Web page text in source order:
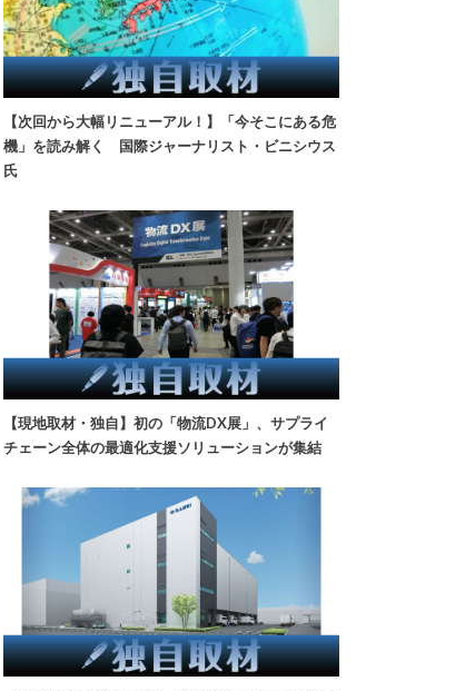
【次回から大幅リニューアル！】「今そこにある危
機」を読み解く 国際ジャーナリスト・ビニシウス
氏
【現地取材・独自】初の「物流DX展」、サプライ
チェーン全体の最適化支援ソリューションが集結